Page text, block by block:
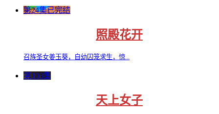
第24集已完结
照殿花开
召族圣女姜玉葵，自幼囚笼求生，惊...
第103集
天上女子